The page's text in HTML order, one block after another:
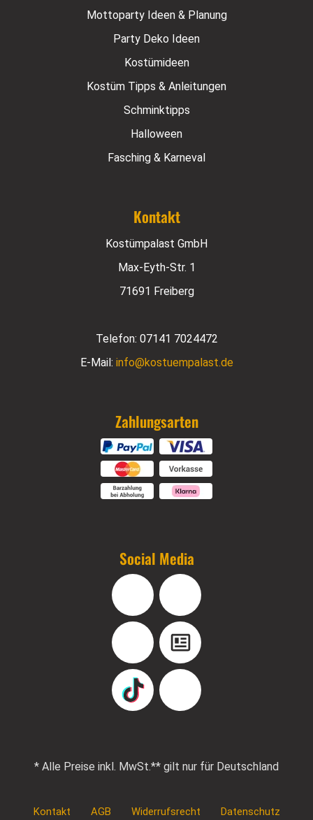
Mottoparty Ideen & Planung
Party Deko Ideen
Kostümideen
Kostüm Tipps & Anleitungen
Schminktipps
Halloween
Fasching & Karneval
Kontakt
Kostümpalast GmbH
Max-Eyth-Str. 1
71691 Freiberg
Telefon: 07141 7024472
E-Mail: info@kostuempalast.de
Zahlungsarten
Social Media
Facebook Instagram
YouTube Blog
TikTok Pinterest
* Alle Preise inkl. MwSt.** gilt nur für Deutschland
Kontakt AGB Widerrufsrecht Datenschutz